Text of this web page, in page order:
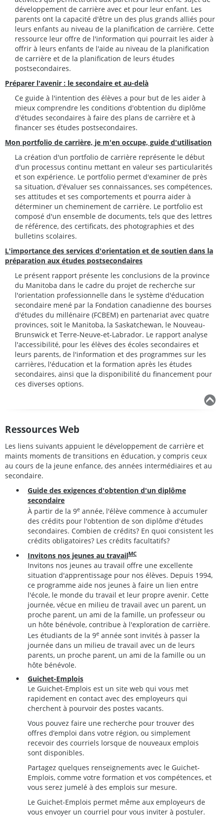
développement de carrière avec et pour leur enfant. Les
parents ont la capacité d'être un des plus grands alliés pour
leurs enfants au niveau de la planification de carrière. Cette
ressource leur offre de l'information qui pourrait les aider à
offrir à leurs enfants de l'aide au niveau de la planification
de carrière et de la planification de leurs études
postsecondaires.
Préparer l'avenir : le secondaire et au-delà
Ce guide à l'intention des élèves a pour but de les aider à
mieux comprendre les conditions d'obtention du diplôme
d'études secondaires à faire des plans de carrière et à
financer ses études postsecondaires.
Mon portfolio de carrière, je m'en occupe, guide d'utilisation
La création d'un portfolio de carrière représente le début
d'un processus continu mettant en valeur ses particularités
et son expérience. Le portfolio permet d'examiner de près
sa situation, d'évaluer ses connaissances, ses compétences,
ses attitudes et ses comportements et pourra aider à
déterminer un cheminement de carrière. Le portfolio est
composé d'un ensemble de documents, tels que des lettres
de référence, des certificats, des photographies et des
bulletins scolaires.
L'importance des services d'orientation et de soutien dans la
préparation aux études postsecondaires
Le présent rapport présente les conclusions de la province
du Manitoba dans le cadre du projet de recherche sur
l'orientation professionnelle dans le système d'éducation
secondaire mené par la Fondation canadienne des bourses
d'études du millénaire (FCBEM) en partenariat avec quatre
provinces, soit le Manitoba, la Saskatchewan, le Nouveau-
Brunswick et Terre-Neuve-et-Labrador. Le rapport analyse
l'accessibilité, pour les élèves des écoles secondaires et
leurs parents, de l'information et des programmes sur les
carrières, l'éducation et la formation après les études
secondaires, ainsi que la disponibilité du financement pour
ces diverses options.
Ressources Web
Les liens suivants appuient le développement de carrière et
maints moments de transitions en éducation, y compris ceux
au cours de la jeune enfance, des années intermédiaires et au
secondaire.
Guide des exigences d'obtention d'un diplôme
secondaire
À partir de la 9e année, l'élève commence à accumuler
des crédits pour l'obtention de son diplôme d'études
secondaires. Combien de crédits? En quoi consistent les
crédits obligatoires? Les crédits facultatifs?
Invitons nos jeunes au travailMC
Invitons nos jeunes au travail offre une excellente
situation d'apprentissage pour nos élèves. Depuis 1994,
ce programme aide nos jeunes à faire un lien entre
l'école, le monde du travail et leur propre avenir. Cette
journée, vécue en milieu de travail avec un parent, un
proche parent, un ami de la famille, un professeur ou
un hôte bénévole, contribue à l'exploration de carrière.
Les étudiants de la 9e année sont invités à passer la
journée dans un milieu de travail avec un de leurs
parents, un proche parent, un ami de la famille ou un
hôte bénévole.
Guichet-Emplois
Le Guichet-Emplois est un site web qui vous met
rapidement en contact avec des employeurs qui
cherchent à pourvoir des postes vacants.
Vous pouvez faire une recherche pour trouver des
offres d’emploi dans votre région, ou simplement
recevoir des courriels lorsque de nouveaux emplois
sont disponibles.
Partagez quelques renseignements avec le Guichet-
Emplois, comme votre formation et vos compétences, et
vous serez jumelé à des emplois sur mesure.
Le Guichet-Emplois permet même aux employeurs de
vous envoyer un courriel pour vous inviter à postuler.